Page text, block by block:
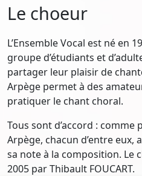
Le choeur
L’Ensemble Vocal est né en
groupe d’étudiants et
partager leur plaisir de
Arpège permet à des
pratiquer le chant choral.
Tous sont d’accord :
Arpège, chacun d’entre eux,
sa note à la composition. Le
2005 par Thibault FOUCART.